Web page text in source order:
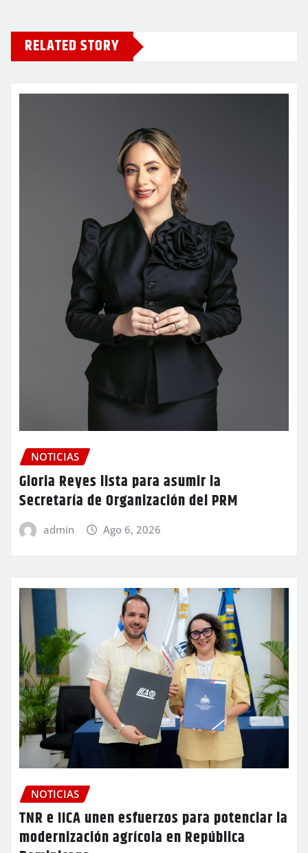
RELATED STORY
NOTICIAS
Gloria Reyes lista para asumir la
Secretaría de Organización del PRM
admin Ago 6, 2026
NOTICIAS
TNR e IICA unen esfuerzos para potenciar la
modernización agrícola en República